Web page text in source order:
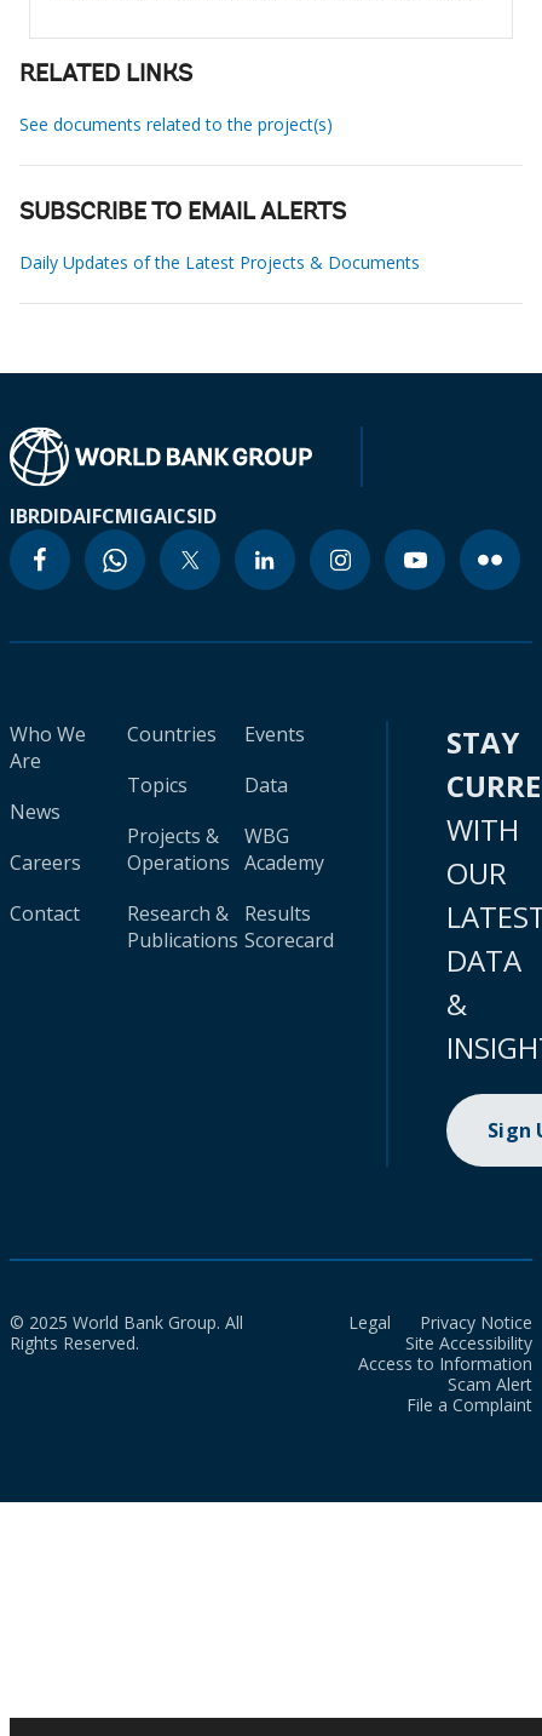
RELATED LINKS
See documents related to the project(s)
SUBSCRIBE TO EMAIL ALERTS
Daily Updates of the Latest Projects & Documents
IBRDIDAIFCMIGAICSID
Who We
Are
News
Careers
Contact
Countries
Topics
Projects &
Operations
Research &
Publications
Events
Data
WBG
Academy
Results
Scorecard
STAY
WITH
OUR
DATA
&
Sign
© 2025 World Bank Group. All
Rights Reserved.
Legal
Privacy Notice
Site Accessibility
Access to Information
Scam Alert
File a Complaint